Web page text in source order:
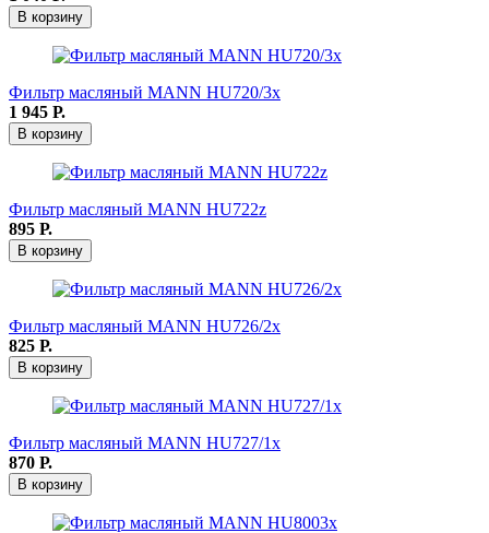
В корзину
Фильтр масляный MANN HU720/3x
1 945 Р.
В корзину
Фильтр масляный MANN HU722z
895 Р.
В корзину
Фильтр масляный MANN HU726/2x
825 Р.
В корзину
Фильтр масляный MANN HU727/1x
870 Р.
В корзину